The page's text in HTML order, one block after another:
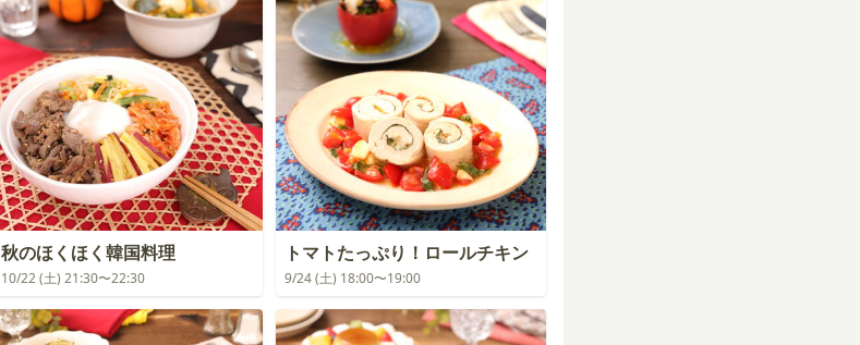
秋のほくほく韓国料理
10/22 (土) 21:30〜22:30
トマトたっぷり！ロールチキン
9/24 (土) 18:00〜19:00